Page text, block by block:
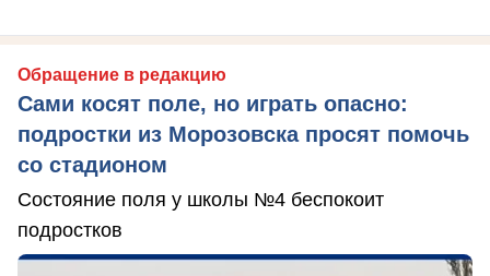
Обращение в редакцию
Сами косят поле, но играть опасно:
подростки из Морозовска просят помочь
со стадионом
Состояние поля у школы №4 беспокоит
подростков